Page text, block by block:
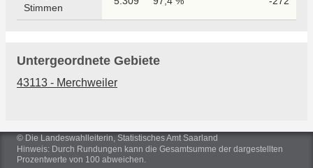
Stimmen
Untergeordnete Gebiete
43113 - Merchweiler
© Die Landeswahlleiterin, Statistisches Amt Saarland
Hinweis: Durch Rundungen kann die Gesamtsumme der dargestellten
Prozentwerte von 100 abweichen.